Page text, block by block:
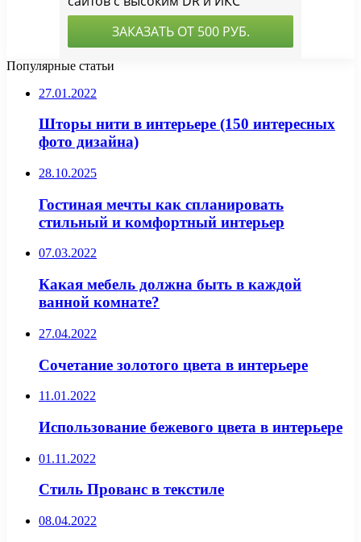
Популярные статьи
27.01.2022
Шторы нити в интерьере (150 интересных
фото дизайна)
28.10.2025
Гостиная мечты как спланировать
стильный и комфортный интерьер
07.03.2022
Какая мебель должна быть в каждой
ванной комнате?
27.04.2022
Сочетание золотого цвета в интерьере
11.01.2022
Использование бежевого цвета в интерьере
01.11.2022
Стиль Прованс в текстиле
08.04.2022